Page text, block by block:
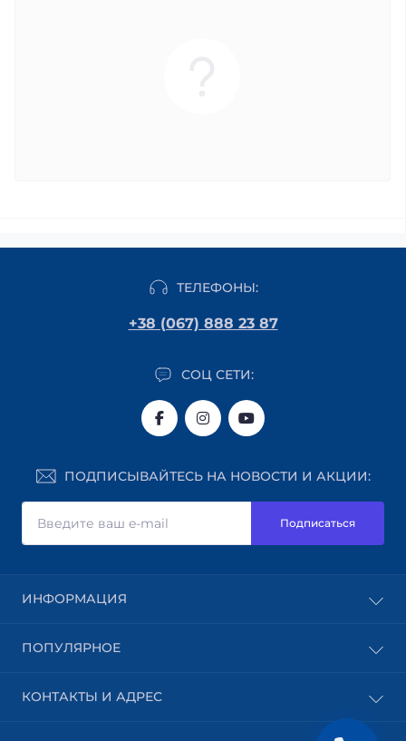
ТЕЛЕФОНЫ:
+38 (067) 888 23 87
СОЦ СЕТИ:
ПОДПИСЫВАЙТЕСЬ НА НОВОСТИ И АКЦИИ:
Подписаться
ИНФОРМАЦИЯ
Доставка
Пользовательское соглашение
ПОПУЛЯРНОЕ
Шпон
КОНТАКТЫ И АДРЕС